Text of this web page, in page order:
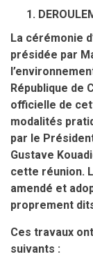
La cérémonie
présidée par
République de
officielle de
modalités
par le
Gustave
cette réunion.
amendé et
proprement
Ces travaux
suivants :